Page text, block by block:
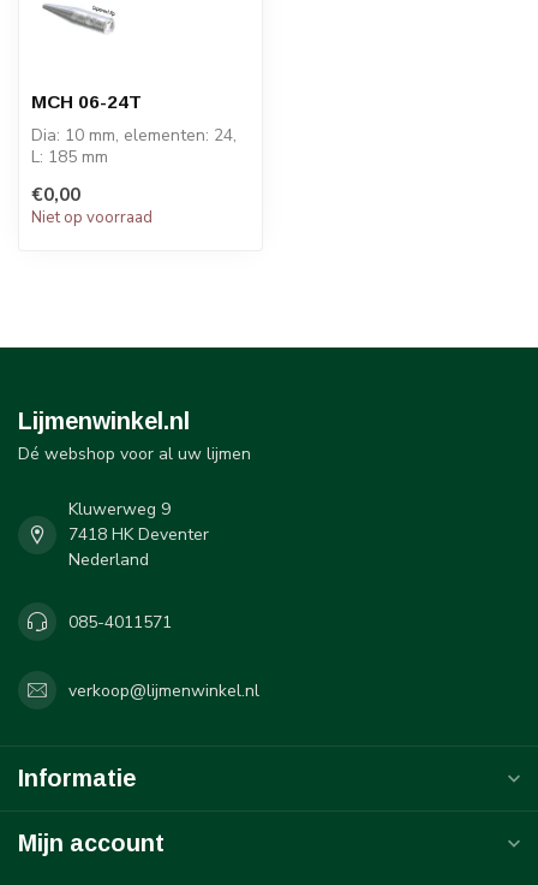
MCH 06-24T
Dia: 10 mm, elementen: 24,
L: 185 mm
STATOMIX™ MCH en MCH...
€0,00
Niet op voorraad
Lijmenwinkel.nl
Dé webshop voor al uw lijmen
Kluwerweg 9
7418 HK Deventer
Nederland
085-4011571
verkoop@lijmenwinkel.nl
Informatie
Mijn account